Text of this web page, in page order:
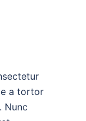
a tortor
Nunc